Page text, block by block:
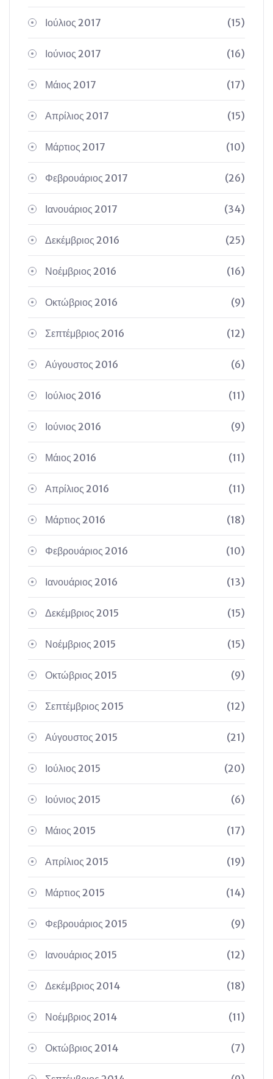
Ιούλιος 2017 (15)
Ιούνιος 2017 (16)
Μάιος 2017 (17)
Απρίλιος 2017 (15)
Μάρτιος 2017 (10)
Φεβρουάριος 2017 (26)
Ιανουάριος 2017 (34)
Δεκέμβριος 2016 (25)
Νοέμβριος 2016 (16)
Οκτώβριος 2016 (9)
Σεπτέμβριος 2016 (12)
Αύγουστος 2016 (6)
Ιούλιος 2016 (11)
Ιούνιος 2016 (9)
Μάιος 2016 (11)
Απρίλιος 2016 (11)
Μάρτιος 2016 (18)
Φεβρουάριος 2016 (10)
Ιανουάριος 2016 (13)
Δεκέμβριος 2015 (15)
Νοέμβριος 2015 (15)
Οκτώβριος 2015 (9)
Σεπτέμβριος 2015 (12)
Αύγουστος 2015 (21)
Ιούλιος 2015 (20)
Ιούνιος 2015 (6)
Μάιος 2015 (17)
Απρίλιος 2015 (19)
Μάρτιος 2015 (14)
Φεβρουάριος 2015 (9)
Ιανουάριος 2015 (12)
Δεκέμβριος 2014 (18)
Νοέμβριος 2014 (11)
Οκτώβριος 2014 (7)